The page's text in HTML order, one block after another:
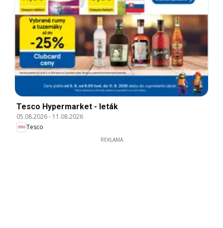
Tesco Hypermarket - leták
05.08.2026- 11.08.2026
Tesco
REKLAMA